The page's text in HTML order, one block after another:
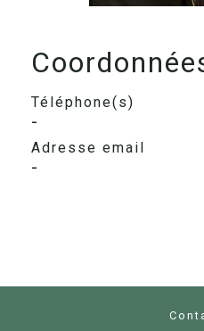
Téléphone(s)
-
Adresse email
-